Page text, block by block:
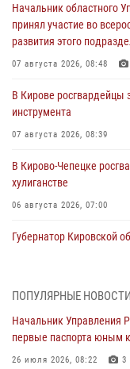
Начальник областного
принял участие во
развития этого
07 августа 2026, 08:48
В Кирове росгвардейцы
инструмента
07 августа 2026, 08:39
В Кирово-Чепецке
хулиганстве
06 августа 2026, 07:00
Губернатор Кировской
поддельной купюры
04 августа 2026, 09:30
ПОПУЛЯРНЫЕ НОВОСТИ
Начальник Управления
первые паспорта юным
26 июля 2026, 08:22 3